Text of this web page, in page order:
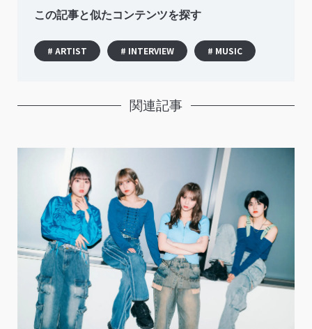
この記事と似たコンテンツを探す
# ARTIST # INTERVIEW # MUSIC
関連記事